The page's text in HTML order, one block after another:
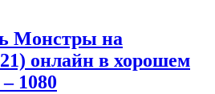
Монстры на
онлайн в хорошем
1080